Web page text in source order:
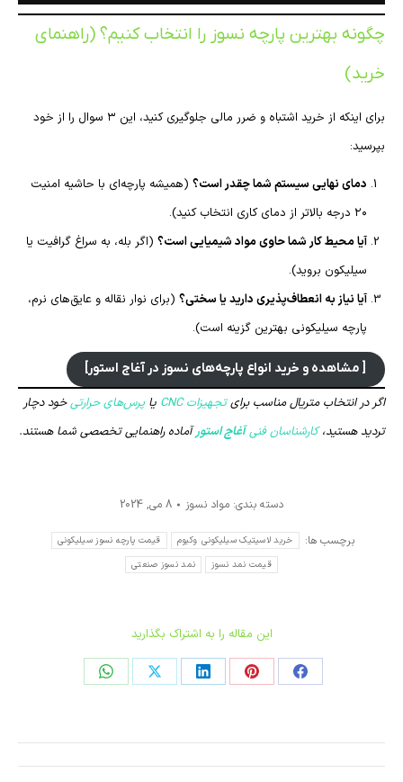
چگونه بهترین پارچه نسوز را انتخاب کنیم؟ (راهنمای
خرید)
برای اینکه از خرید اشتباه و ضرر مالی جلوگیری کنید، این ۳ سوال را از خود
بپرسید:
دمای نهایی سیستم شما چقدر است؟ (همیشه پارچه‌ای با حاشیه امنیت
۲۰ درجه بالاتر از دمای کاری انتخاب کنید).
آیا محیط کار شما حاوی مواد شیمیایی است؟ (اگر بله، به سراغ گرافیت یا
سیلیکون بروید).
آیا نیاز به انعطاف‌پذیری دارید یا سختی؟ (برای نوار نقاله و عایق‌های نرم،
پارچه سیلیکونی بهترین گزینه است).
[ مشاهده و خرید انواع پارچه‌های نسوز در آغاج استور]
اگر در انتخاب متریال مناسب برایتجهیزات CNC یا پرس‌های حرارتیخود دچار
تردید هستید،کارشناسان فنیآغاج استورآماده راهنمایی تخصصی شما هستند.
دسته بندی: مواد نسوز 8 می, 2024
برچسب ها: خرید لاسیتیک سیلیکونی وکیوم
قیمت پارچه نسوز سیلیکونی
قیمت نمد نسوز
نمد نسوز صنعتی
این مقاله را به اشتراک بگذارید
اشتراک
فیسبوک
اشتراک
پینترست
اشتراک
لینکدین
اشتراک
ایکس
اشتراک
واتساپ
ناوبری